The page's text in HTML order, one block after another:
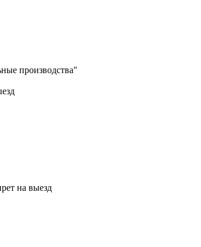
производства"
на выезд